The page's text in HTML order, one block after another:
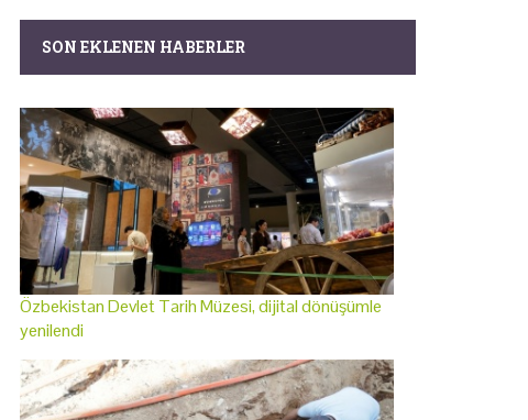
SON EKLENEN HABERLER
Özbekistan Devlet Tarih Müzesi, dijital dönüşümle
yenilendi